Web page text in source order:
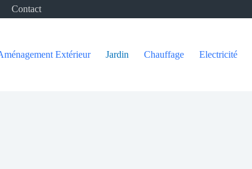
Contact
Extérieur Jardin Chauffage Electricité